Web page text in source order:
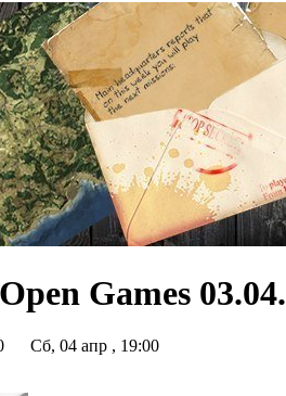
Games
Сб, 04 апр , 19:00